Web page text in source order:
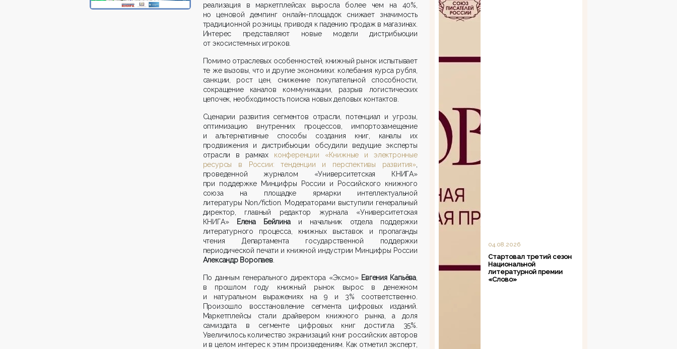
реализация в маркетплейсах выросла более чем на 40%,
но ценовой демпинг онлайн-площадок снижает значимость
традиционной розницы, приводя к падению продаж в магазинах.
Интерес представляют новые модели дистрибьюции
от экосистемных игроков.
Помимо отраслевых особенностей, книжный рынок испытывает
те же вызовы, что и другие экономики: колебания курса рубля,
санкции, рост цен, снижение покупательной способности,
сокращение каналов коммуникации, разрыв логистических
цепочек, необходимость поиска новых деловых контактов.
Сценарии развития сегментов отрасли, потенциал и угрозы,
оптимизацию внутренних процессов, импортозамещение
и альтернативные способы создания книг, каналы их
продвижения и дистрибьюции обсудили ведущие эксперты
отрасли в рамках конференции «Книжные и электронные
ресурсы в России: тенденции и перспективы развития»
проведенной журналом «Университетская КНИГА»
при поддержке Минцифры России и Российского книжного
союза на площадке ярмарки интеллектуальной
литературы Non/fiction. Модераторами выступили генеральный
директор, главный редактор журнала «Университетская
КНИГА» Елена Бейлинаи начальник отдела поддержки
литературного процесса, книжных выставок и пропаганды
чтения Департамента государственной поддержки
периодической печати и книжной индустрии Минцифры России
Александр Воропаев.
По данным генерального директора «Эксмо» Евгения Капьёва
в прошлом году книжный рынок вырос в денежном
и натуральном выражениях на 9 и 3% соответственно.
Произошло восстановление сегмента цифровых изданий.
Маркетплейсы стали драйвером книжного рынка, а доля
самиздата в сегменте цифровых книг достигла 35%.
Увеличилось количество экранизаций книг российских авторов
и в целом интерес к этим произведениям. Как отметил эксперт,
04.08.2026
Стартовал третий сезон
Национальной
литературной премии
«Слово»